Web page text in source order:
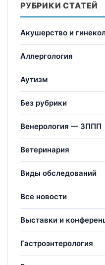
РУБРИКИ СТАТЕЙ
Акушерство и
Аллергология
Аутизм
Без рубрики
Венерология — ЗППП
Ветеринария
Виды обследований
Все новости
Выставки и
Гастроэнтерология